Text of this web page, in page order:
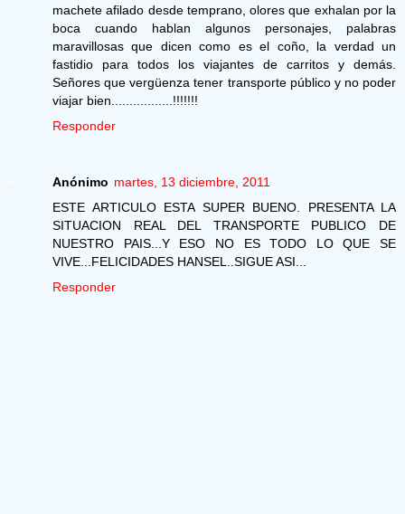
machete afilado desde temprano, olores que exhalan por la
boca cuando hablan algunos personajes, palabras
maravillosas que dicen como es el coño, la verdad un
fastidio para todos los viajantes de carritos y demás.
Señores que vergüenza tener transporte público y no poder
viajar bien.................!!!!!!!
Responder
Anónimo martes, 13 diciembre, 2011
ESTE ARTICULO ESTA SUPER BUENO. PRESENTA LA
SITUACION REAL DEL TRANSPORTE PUBLICO DE
NUESTRO PAIS...Y ESO NO ES TODO LO QUE SE
VIVE...FELICIDADES HANSEL..SIGUE ASI...
Responder